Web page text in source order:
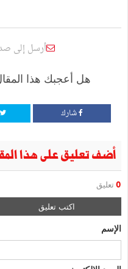
أرسل إلى
هل أعجبك هذا
شارك
أضف تعليق على هذا
0 تعليق
اكتب تعليق
الإسم